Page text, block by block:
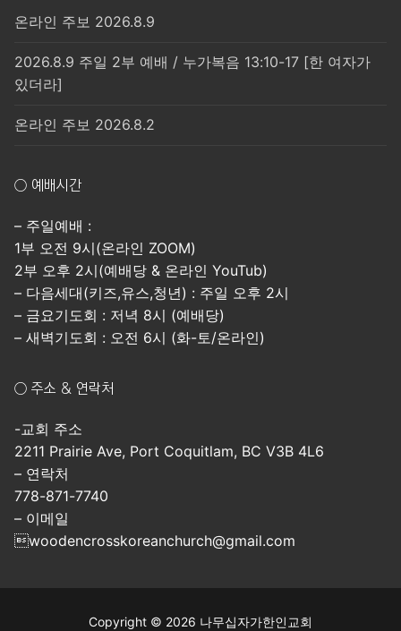
온라인 주보 2026.8.9
2026.8.9 주일 2부 예배 / 누가복음 13:10-17 [한 여자가
있더라]
온라인 주보 2026.8.2
○ 예배시간
– 주일예배 :
1부 오전 9시(온라인 ZOOM)
2부 오후 2시(예배당 & 온라인 YouTub)
– 다음세대(키즈,유스,청년) : 주일 오후 2시
– 금요기도회 : 저녁 8시 (예배당)
– 새벽기도회 : 오전 6시 (화-토/온라인)
○ 주소 & 연락처
-교회 주소
2211 Prairie Ave, Port Coquitlam, BC V3B 4L6
– 연락처
778-871-7740
– 이메일
woodencrosskoreanchurch@gmail.com
Copyright © 2026 나무십자가한인교회